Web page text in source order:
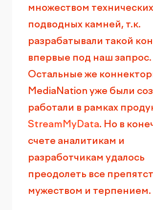
множеством технических
подводных камней, т.к.
разрабатывали такой
впервые под наш запрос.
Остальные же
MediaNation уже были
работали в рамках
StreamMyData. Но в
счете аналитикам и
разработчикам удалось
преодолеть все
мужеством и терпением.